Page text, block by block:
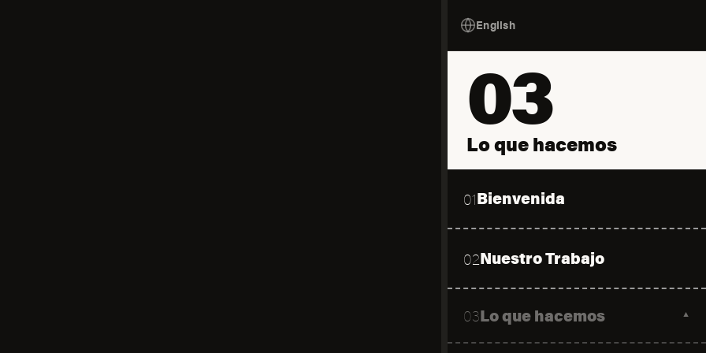
English
03
Lo que hacemos
01Bienvenida
02Nuestro Trabajo
03Lo que hacemos ▼